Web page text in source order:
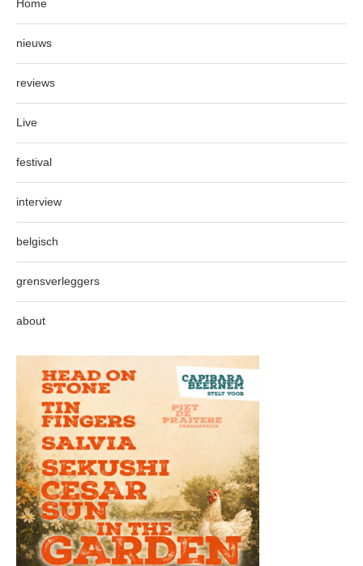
Home
nieuws
reviews
Live
festival
interview
belgisch
grensverleggers
about